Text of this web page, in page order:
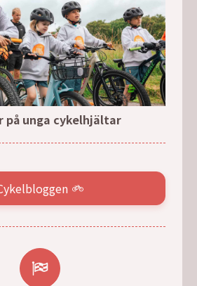
på unga cykelhjältar